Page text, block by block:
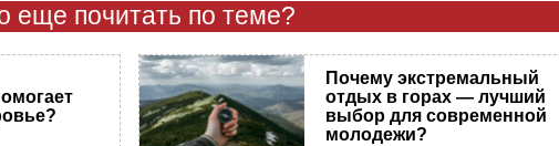
еще почитать по теме?
Почему экстремальный
отдых в горах — лучший
выбор для современной
молодежи?